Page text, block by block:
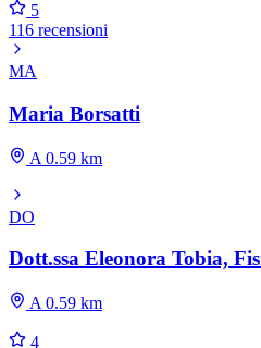
5
116 recensioni
MA
Maria Borsatti
A 0.59 km
DO
Dott.ssa Eleonora Tobia,
A 0.59 km
4